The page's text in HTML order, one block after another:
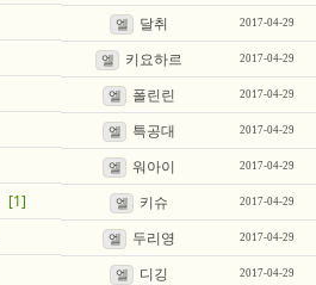
엘 달취 2017-04-29
엘 키요하르 2017-04-29
엘 폴린린 2017-04-29
엘 특공대 2017-04-29
엘 워아이 2017-04-29
[1] 엘 키슈 2017-04-29
엘 두리영 2017-04-29
엘 디깅 2017-04-29